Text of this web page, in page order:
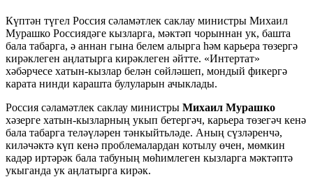
Күптән түгел Россия сәламәтлек саклау министры Михаил
Мурашко Россиядәге кызларга, мәктәп чорыннан ук, башта
бала табарга, ә аннан гына белем алырга һәм карьера төзергә
кирәклеген аңлатырга кирәклеген әйтте. «Интертат»
хәбәрчесе хатын-кызлар белән сөйләшеп, мондый фикергә
карата нинди карашта булуларын ачыклады.
Россия сәламәтлек саклау министры Михаил Мурашко
хәзерге хатын-кызларның укып бетергәч, карьера төзегәч кенә
бала табарга теләүләрен тәнкыйтьләде. Аның сүзләренчә,
киләчәктә күп кенә проблемалардан котылу өчен, мөмкин
кадәр иртәрәк бала табуның мөһимлеген кызларга мәктәптә
укыганда ук аңлатырга кирәк.